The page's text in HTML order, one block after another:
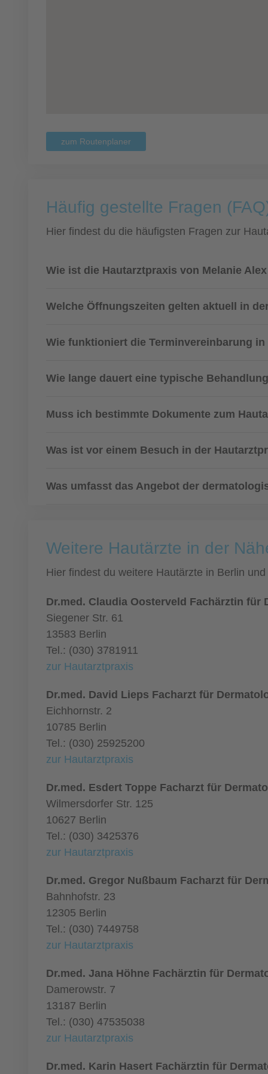
zum Routenplaner
Häufig gestellte Fragen
Hier findest du die häufigsten Fragen zur
Wie ist die Hautarztpraxis von Melanie
Welche Öffnungszeiten gelten aktuell in
Wie funktioniert die Terminvereinbarung
Wie lange dauert eine typische
Muss ich bestimmte Dokumente zum
Was ist vor einem Besuch in der
Was umfasst das Angebot der
Weitere Hautärzte in der
Hier findest du weitere Hautärzte in Berlin
Dr.med. Claudia Oosterveld Fachärztin für
Siegener Str. 61
13583 Berlin
Tel.: (030) 3781911
zur Hautarztpraxis
Dr.med. David Lieps Facharzt für
Eichhornstr. 2
10785 Berlin
Tel.: (030) 25925200
zur Hautarztpraxis
Dr.med. Esdert Toppe Facharzt für
Wilmersdorfer Str. 125
10627 Berlin
Tel.: (030) 3425376
zur Hautarztpraxis
Dr.med. Gregor Nußbaum Facharzt für
Bahnhofstr. 23
12305 Berlin
Tel.: (030) 7449758
zur Hautarztpraxis
Dr.med. Jana Höhne Fachärztin für
Damerowstr. 7
13187 Berlin
Tel.: (030) 47535038
zur Hautarztpraxis
Dr.med. Karin Hasert Fachärztin für